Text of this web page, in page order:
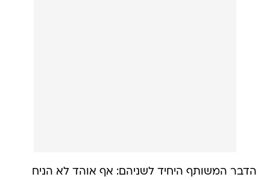
הדבר המשותף היחיד לשניהם: אף אוהד לא הניח